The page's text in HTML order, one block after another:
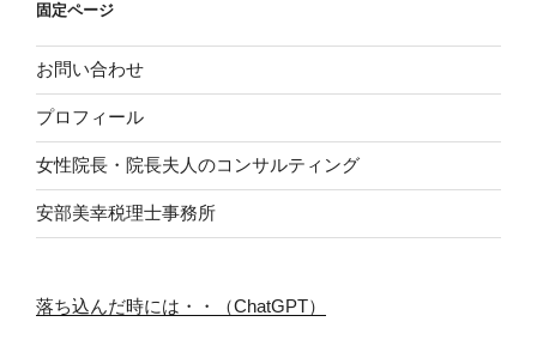
固定ページ
お問い合わせ
プロフィール
女性院長・院長夫人のコンサルティング
安部美幸税理士事務所
落ち込んだ時には・・（ChatGPT）